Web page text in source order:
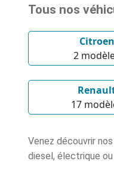
Tous nos
Citroen
2
17
Venez découvrir
diesel, électrique ou